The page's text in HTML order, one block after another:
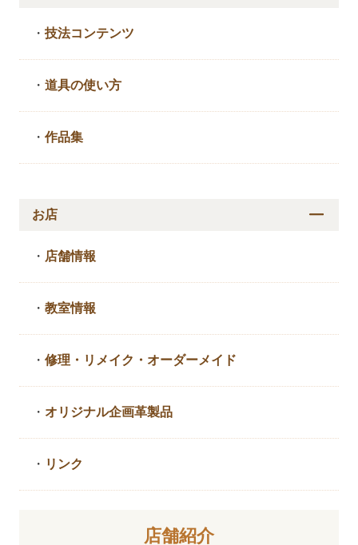
・技法コンテンツ
・道具の使い方
・作品集
お店
・ 店舗情報
・教室情報
・修理・リメイク・ オーダーメイド
・ オリジナル企画革製品
・ リンク
店舗紹介